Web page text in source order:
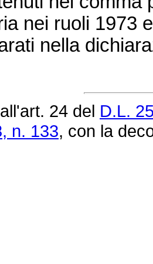
nei ruoli 1973
nella
24 del D.L.
n. 133, con la